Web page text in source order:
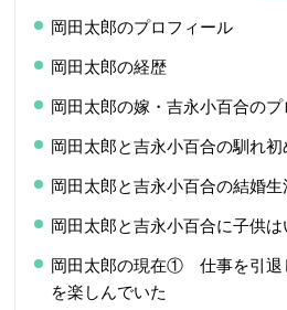
岡田太郎のプロフィール
岡田太郎の経歴
岡田太郎の嫁・吉永小百合の
岡田太郎と吉永小百合の馴れ初
岡田太郎と吉永小百合の結婚生
岡田太郎と吉永小百合に子供は
岡田太郎の現在① 仕事を引退
を楽しんでいた